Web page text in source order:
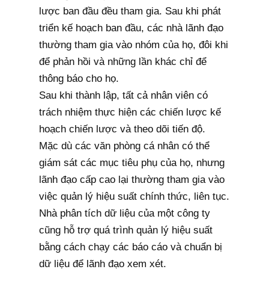
lược ban đầu đều tham gia. Sau khi phát
triển kế hoạch ban đầu, các nhà lãnh đạo
thường tham gia vào nhóm của họ, đôi khi
để phản hồi và những lần khác chỉ để
thông báo cho họ.
Sau khi thành lập, tất cả nhân viên có
trách nhiệm thực hiện các chiến lược kế
hoạch chiến lược và theo dõi tiến độ.
Mặc dù các văn phòng cá nhân có thể
giám sát các mục tiêu phụ của họ, nhưng
lãnh đạo cấp cao lại thường tham gia vào
việc quản lý hiệu suất chính thức, liên tục.
Nhà phân tích dữ liệu của một công ty
cũng hỗ trợ quá trình quản lý hiệu suất
bằng cách chạy các báo cáo và chuẩn bị
dữ liệu để lãnh đạo xem xét.